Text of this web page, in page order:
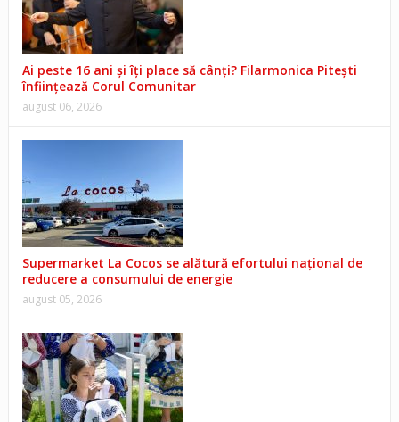
Ai peste 16 ani și îți place să cânți? Filarmonica Pitești
înființează Corul Comunitar
august 06, 2026
Supermarket La Cocos se alătură efortului național de
reducere a consumului de energie
august 05, 2026